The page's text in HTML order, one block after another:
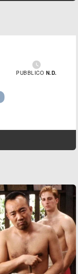

PUBBLICO N.D.